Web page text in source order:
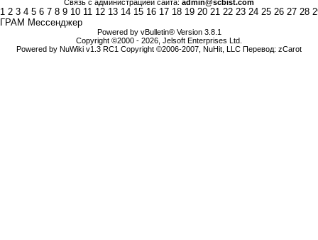
Связь с администрацией сайта: admin@scbist.com
1 2 3 4 5 6 7 8 9 10 11 12 13 14 15 16 17 18 19 20 21 22 23 24 25 26 27 28
ГРАМ Мессенджер
Powered by vBulletin® Version 3.8.1
Copyright ©2000 - 2026, Jelsoft Enterprises Ltd.
Powered by NuWiki v1.3 RC1 Copyright ©2006-2007, NuHit, LLC Перевод: zCarot